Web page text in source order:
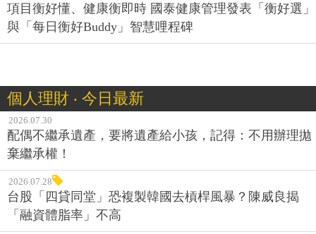
項目衡好懂、健康衡即時 國泰健康管理發表「衡好選」
與「每日衡好Buddy」智慧哩程碑
個人理財 ‧ 今日最新
2026.07.30
配偶不繼承遺產，要將遺產給小孩，記得：不用辦理拋
棄繼承權！
2026.07.28
台股「四貸同堂」恐複製韓國去槓桿風暴？陳威良揭
「融資體脂率」不高